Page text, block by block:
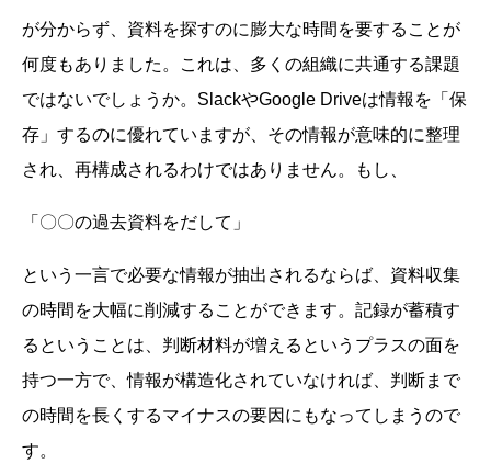
が分からず、資料を探すのに膨大な時間を要することが
何度もありました。これは、多くの組織に共通する課題
ではないでしょうか。SlackやGoogle Driveは情報を「保
存」するのに優れていますが、その情報が意味的に整理
され、再構成されるわけではありません。もし、
「〇〇の過去資料をだして」
という一言で必要な情報が抽出されるならば、資料収集
の時間を大幅に削減することができます。記録が蓄積す
るということは、判断材料が増えるというプラスの面を
持つ一方で、情報が構造化されていなければ、判断まで
の時間を長くするマイナスの要因にもなってしまうので
す。